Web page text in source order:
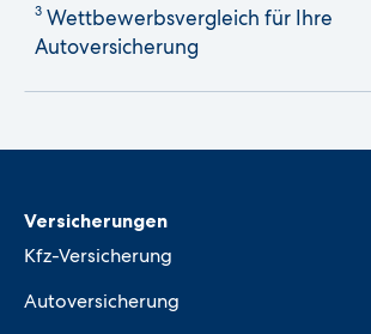
3 Wettbewerbsvergleich für Ihre
Autoversicherung
Versicherungen
Kfz-Versicherung
Autoversicherung